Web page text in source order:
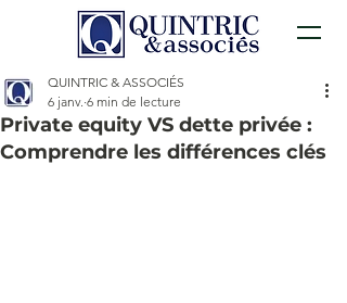
Private equity VS dette privée :
Comprendre les différences clés
QUINTRIC & ASSOCIÉS
6 janv. 6 min de lecture